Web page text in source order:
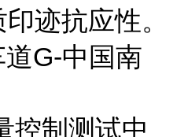
迹抗应性。
G-中国南
控制测试中